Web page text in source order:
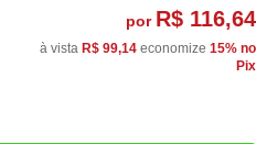
por R$ 116,64
à vista R$ 99,14 economize 15% no
Pix